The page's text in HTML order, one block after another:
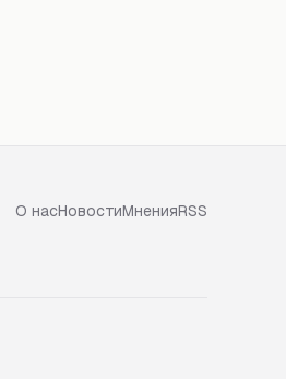
О насНовостиМненияRSS